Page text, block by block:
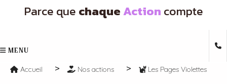
Parce que chaqueAction compte
MENU
Accueil Nos actions Les Pages Violettes